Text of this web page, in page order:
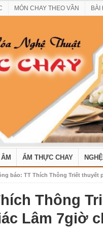
MÓN CHAY THEO VẦN BÀI
ẨM THỰC CHAY
báo: TT Thích Thông Triết thuyết
Thông
Lâm 7giờ